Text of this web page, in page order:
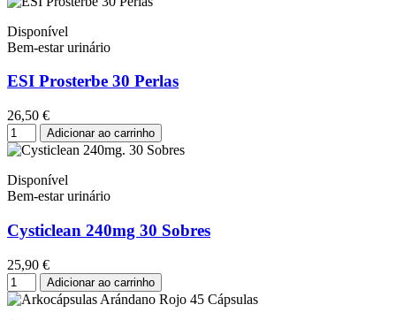
Disponível
Bem-estar urinário
ESI Prosterbe 30 Perlas
26,50 €
Adicionar ao carrinho
Disponível
Bem-estar urinário
Cysticlean 240mg 30 Sobres
25,90 €
Adicionar ao carrinho